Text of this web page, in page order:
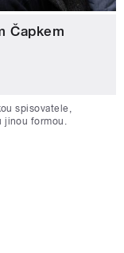
Čapkem
spisovatele,
jinou formou.